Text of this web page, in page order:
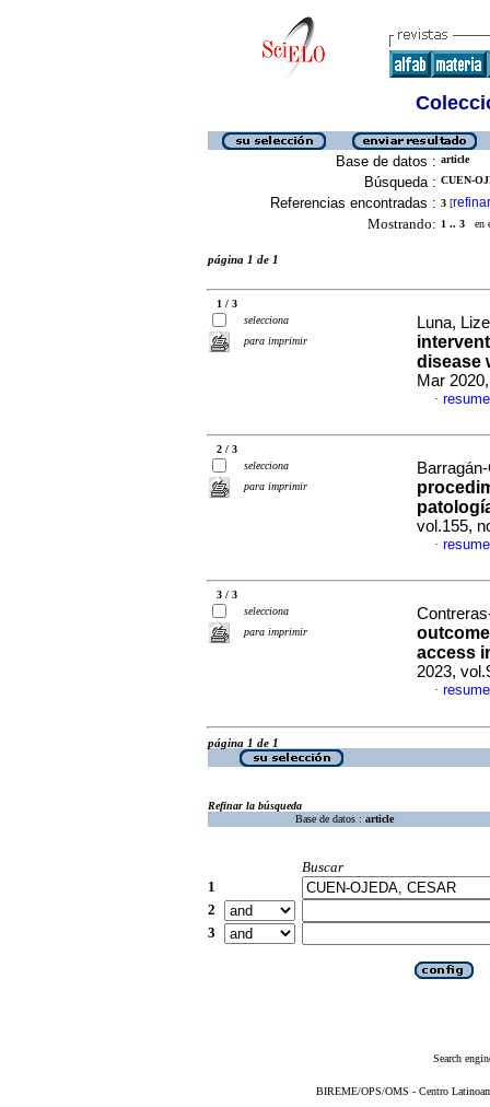
Base de datos : article
Búsqueda : CUEN-
Referencias encontradas : 3 [refinar
Mostrando: 1 .. 3 en
página 1 de 1
1 / 3
selecciona
para imprimir
Luna,
disease
Mar
·
2 / 3
selecciona
para imprimir
vol.155,
·
3 / 3
selecciona
para imprimir
access
2023,
·
página 1 de 1
Refinar la búsqueda
Base de datos : article
Buscar
1
2
3
Search
BIREME/OPS/OMS - Centro